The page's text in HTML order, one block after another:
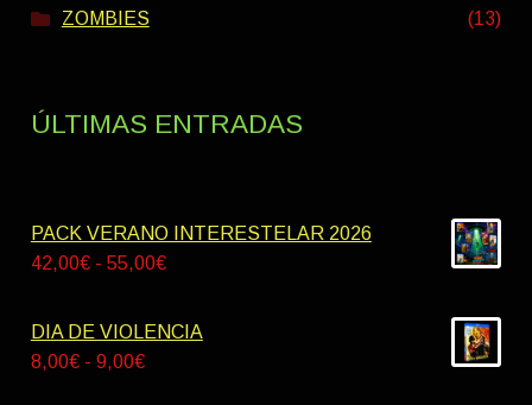
ZOMBIES (13)
ÚLTIMAS ENTRADAS
PACK VERANO INTERESTELAR 2026
42,00€ - 55,00€Rango
precios:
DIA DE VIOLENCIA
8,00€ - 9,00€Rango